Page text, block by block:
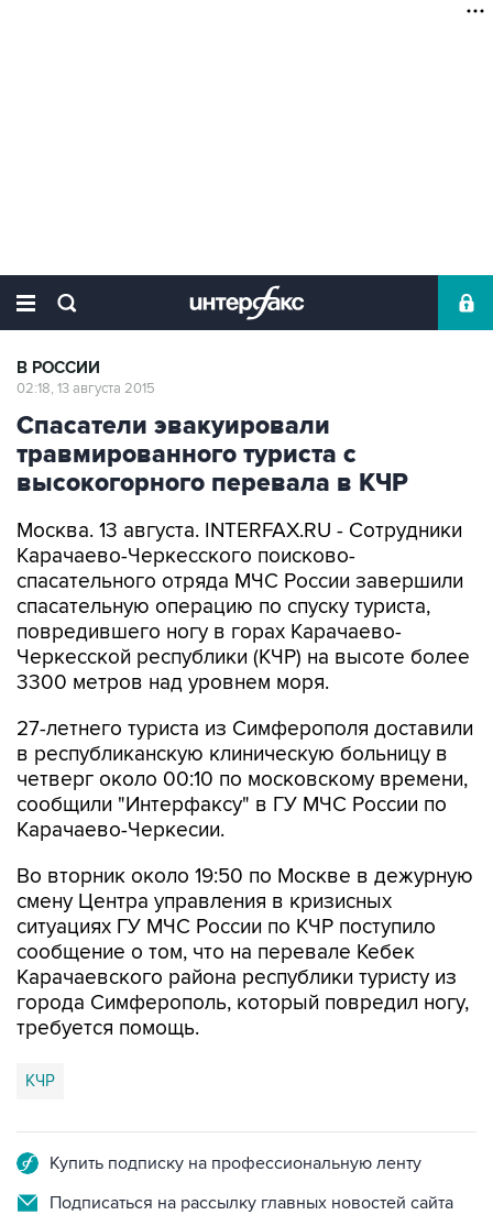
В РОССИИ
02:18, 13 августа 2015
Спасатели эвакуировали
травмированного туриста с
высокогорного перевала в КЧР
Москва. 13 августа. INTERFAX.RU - Сотрудники
Карачаево-Черкесского поисково-
спасательного отряда МЧС России завершили
спасательную операцию по спуску туриста,
повредившего ногу в горах Карачаево-
Черкесской республики (КЧР) на высоте более
3300 метров над уровнем моря.
27-летнего туриста из Симферополя доставили
в республиканскую клиническую больницу в
четверг около 00:10 по московскому времени,
сообщили "Интерфаксу" в ГУ МЧС России по
Карачаево-Черкесии.
Во вторник около 19:50 по Москве в дежурную
смену Центра управления в кризисных
ситуациях ГУ МЧС России по КЧР поступило
сообщение о том, что на перевале Кебек
Карачаевского района республики туристу из
города Симферополь, который повредил ногу,
требуется помощь.
КЧР
Купить подписку на профессиональную ленту
Подписаться на рассылку главных новостей сайта